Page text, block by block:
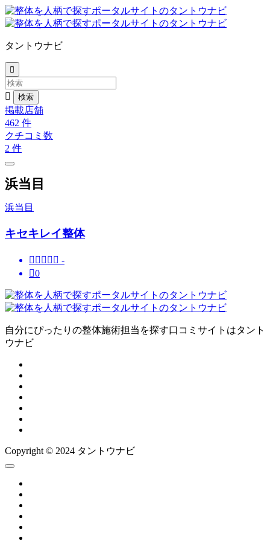
タントウナビ


掲載店舗
462 件
クチコミ数
2 件
浜当目
浜当目
キセキレイ整体
     -
0
自分にぴったりの整体施術担当を探す口コミサイトはタント
ウナビ
Copyright © 2024 タントウナビ